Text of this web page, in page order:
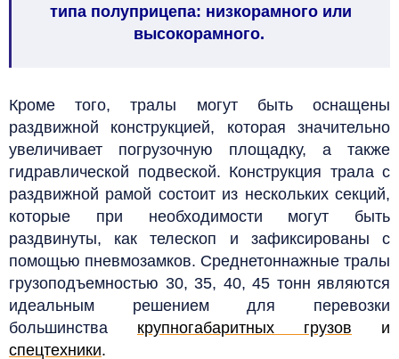
типа полуприцепа: низкорамного или
высокорамного.
Кроме того, тралы могут быть оснащены
раздвижной конструкцией, которая значительно
увеличивает погрузочную площадку, а также
гидравлической подвеской. Конструкция трала с
раздвижной рамой состоит из нескольких секций,
которые при необходимости могут быть
раздвинуты, как телескоп и зафиксированы с
помощью пневмозамков. Среднетоннажные тралы
грузоподъемностью 30, 35, 40, 45 тонн являются
идеальным решением для перевозки
большинства крупногабаритных грузов
и
спецтехники.